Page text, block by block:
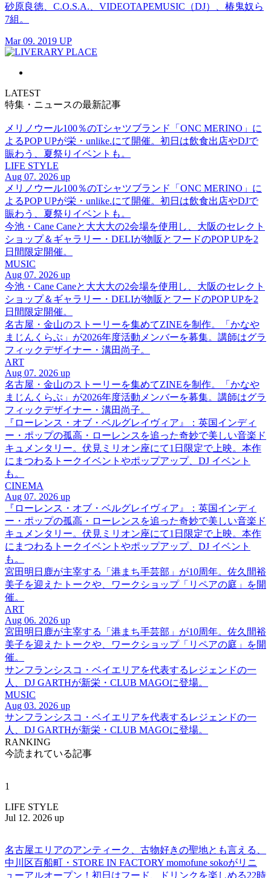
砂原良徳、C.O.S.A.、VIDEOTAPEMUSIC（DJ）、椿鬼奴ら
7組。
Mar 09. 2019 UP
LATEST
特集・ニュースの最新記事
メリノウール100％のTシャツブランド「ONC MERINO」に
よるPOP UPが栄・unlike.にて開催。初日は飲食出店やDJで
賑わう、夏祭りイベントも。
LIFE STYLE
Aug 07. 2026 up
メリノウール100％のTシャツブランド「ONC MERINO」に
よるPOP UPが栄・unlike.にて開催。初日は飲食出店やDJで
賑わう、夏祭りイベントも。
今池・Cane Caneと大大大の2会場を使用し、大阪のセレクト
ショップ＆ギャラリー・DELIが物販とフードのPOP UPを2
日間限定開催。
MUSIC
Aug 07. 2026 up
今池・Cane Caneと大大大の2会場を使用し、大阪のセレクト
ショップ＆ギャラリー・DELIが物販とフードのPOP UPを2
日間限定開催。
名古屋・金山のストーリーを集めてZINEを制作。「かなや
まじんくらぶ」が2026年度活動メンバーを募集。講師はグラ
フィックデザイナー・溝田尚子。
ART
Aug 07. 2026 up
名古屋・金山のストーリーを集めてZINEを制作。「かなや
まじんくらぶ」が2026年度活動メンバーを募集。講師はグラ
フィックデザイナー・溝田尚子。
『ローレンス・オブ・ベルグレイヴィア』：英国インディ
ー・ポップの孤高・ローレンスを追った奇妙で美しい音楽ド
キュメンタリー。伏見ミリオン座にて1日限定で上映。本作
にまつわるトークイベントやポップアップ、DJ イベント
も。
CINEMA
Aug 07. 2026 up
『ローレンス・オブ・ベルグレイヴィア』：英国インディ
ー・ポップの孤高・ローレンスを追った奇妙で美しい音楽ド
キュメンタリー。伏見ミリオン座にて1日限定で上映。本作
にまつわるトークイベントやポップアップ、DJ イベント
も。
宮田明日鹿が主宰する「港まち手芸部」が10周年。佐久間裕
美子を迎えたトークや、ワークショップ「リペアの庭」を開
催。
ART
Aug 06. 2026 up
宮田明日鹿が主宰する「港まち手芸部」が10周年。佐久間裕
美子を迎えたトークや、ワークショップ「リペアの庭」を開
催。
サンフランシスコ・ベイエリアを代表するレジェンドの一
人、DJ GARTHが新栄・CLUB MAGOに登場。
MUSIC
Aug 03. 2026 up
サンフランシスコ・ベイエリアを代表するレジェンドの一
人、DJ GARTHが新栄・CLUB MAGOに登場。
RANKING
今読まれている記事
1
LIFE STYLE
Jul 12. 2026 up
名古屋エリアのアンティーク、古物好きの聖地とも言える、
中川区百船町・STORE IN FACTORY momofune sokoがリニ
ューアルオープン！初日はフード、ドリンクを楽しめる22時